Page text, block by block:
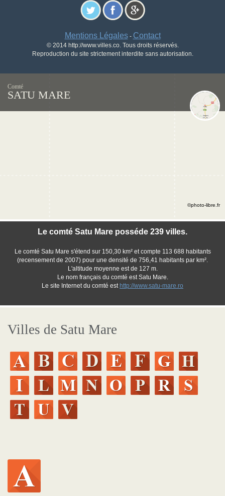
Mentions Légales- Contact
© 2014 http://www.villes.co. Tous droits réservés.
Reproduction du site strictement interdite sans autorisation.
Comté
SATU MARE
Le comté Satu Mare posséde 239 villes.
Le comté Satu Mare s'étend sur 150,30 km² et compte 113 688 habitants
(recensement de 2007) pour une densité de 756,41 habitants par km².
L'altitude moyenne est de 127 m.
Le nom français du comté est Satu Mare.
Le site Internet du comté est http://www.satu-mare.ro
©photo-libre.fr
Villes de Satu Mare